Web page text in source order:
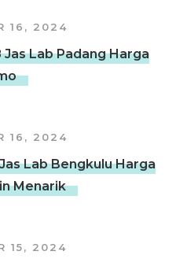
16, 2024
Jas Lab Padang Harga
16, 2024
Lab Bengkulu Harga
Menarik
15, 2024